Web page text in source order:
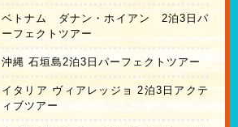
ベトナム ダナン・ホイアン 2泊3日パ
ーフェクトツアー
沖縄 石垣島2泊3日パーフェクトツアー
イタリア ヴィアレッジョ 2泊3日アクテ
ィブツアー